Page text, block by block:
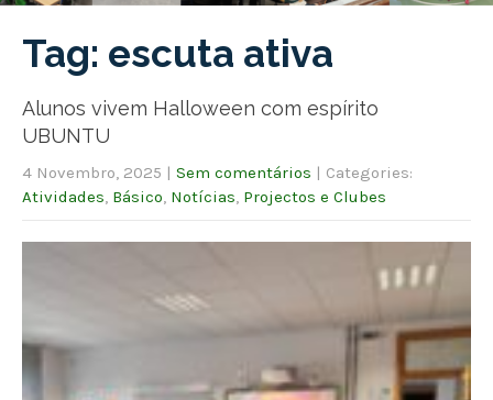
Tag: escuta ativa
Alunos vivem Halloween com espírito
UBUNTU
4 Novembro, 2025 | Sem comentários | Categories:
Atividades Básico Notícias Projectos e Clubes